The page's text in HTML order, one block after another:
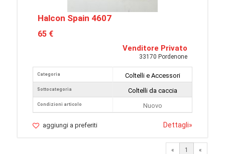
Halcon Spain 4607
65 €
Venditore Privato
33170 Pordenone
Categoria
Sottocategoria
Condizioni articolo
Coltelli e Accessori
Coltelli da caccia
Nuovo
aggiungi a preferiti Dettagli»
« 1 «